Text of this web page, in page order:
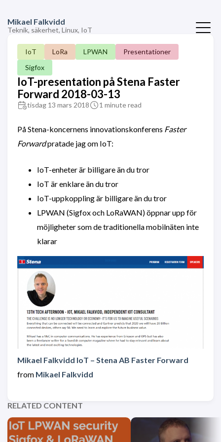
Mikael Falkvidd
Teknik, säkerhet, Linux, IoT
IoT LoRa LPWAN
Presentationer
Sigfox
IoT-presentation på Stena Faster
Forward 2018-03-13
tisdag 13 mars 2018 1 minute read
På Stena-koncernens innovationskonferens Faster
Forwardpratade jag om IoT:
IoT-enheter är billigare än du tror
IoT är enklare än du tror
IoT-uppkoppling är billigare än du tror
LPWAN (Sigfox och LoRaWAN) öppnar upp för
möjligheter som de traditionella mobilnäten inte
klarar
Mikael Falkvidd IoT – Stena AB Faster Forward
from Mikael Falkvidd
RELATED CONTENT